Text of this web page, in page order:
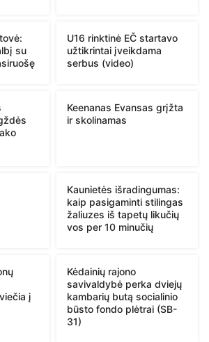
su
U16 rinktinė EČ startavo
užtikrintai įveikdama
serbus (video)
Keenanas Evansas grįžta
ir skolinamas
Kaunietės išradingumas:
kaip pasigaminti stilingas
žaliuzes iš tapetų likučių
vos per 10 minučių
į
Kėdainių rajono
savivaldybė perka dviejų
kambarių butą socialinio
būsto fondo plėtrai (SB-
31)